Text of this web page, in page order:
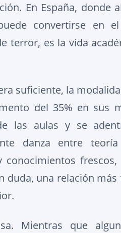
En España, donde
convertirse en
terror, es la vida
suficiente, la
del 35% en sus
las aulas y se
danza entre
duda, una relación
Mientras que